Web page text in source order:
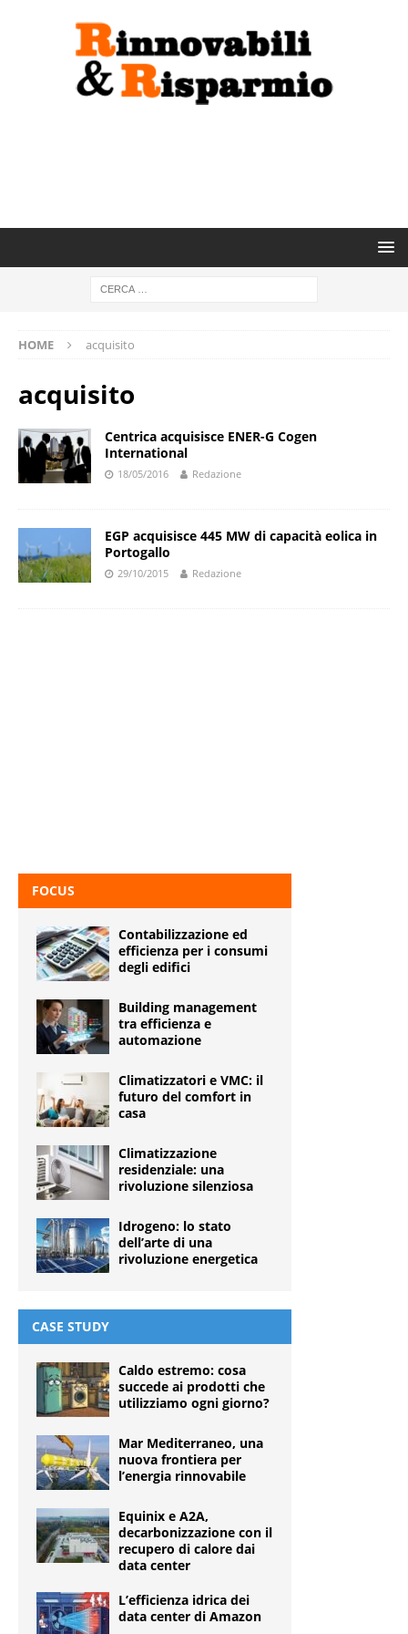
HOME acquisito
acquisito
Centrica acquisisce ENER-G Cogen
International
18/05/2016 Redazione
EGP acquisisce 445 MW di capacità eolica in
Portogallo
29/10/2015 Redazione
FOCUS
Contabilizzazione ed
efficienza per i consumi
degli edifici
Building management
tra efficienza e
automazione
Climatizzatori e VMC: il
futuro del comfort in
casa
Climatizzazione
residenziale: una
rivoluzione silenziosa
Idrogeno: lo stato
dell’arte di una
rivoluzione energetica
CASE STUDY
Caldo estremo: cosa
succede ai prodotti che
utilizziamo ogni giorno?
Mar Mediterraneo, una
nuova frontiera per
l’energia rinnovabile
Equinix e A2A,
decarbonizzazione con il
recupero di calore dai
data center
L’efficienza idrica dei
data center di Amazon